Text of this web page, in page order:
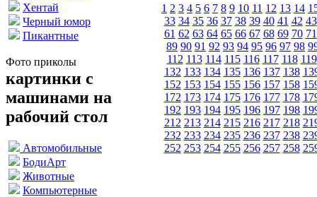
Хентай
Черный юмор
Пикантные
Фото приколы
картинки с
машинами на
рабочий стол
Автомобильные
БодиАрт
Животные
Компьютерные
1 2 3 4 5 6 7 8 9 10 11 12 13 14
33 34 35 36 37 38 39 40 41 42 43
61 62 63 64 65 66 67 68 69 70 71
89 90 91 92 93 94 95 96 97 98
112 113 114 115 116 117 118 119
132 133 134 135 136 137 138
152 153 154 155 156 157 158
172 173 174 175 176 177 178
192 193 194 195 196 197 198
212 213 214 215 216 217 218
232 233 234 235 236 237 238
252 253 254 255 256 257 258